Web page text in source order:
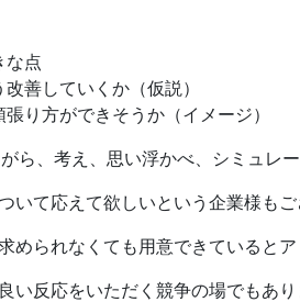
な点
善していくか（仮説）
り方ができそうか（イメージ）
ら、考え、思い浮かべ、シミュレ
いて応えて欲しいという企業様もご
められなくても用意できていると
い反応をいただく競争の場でもあり